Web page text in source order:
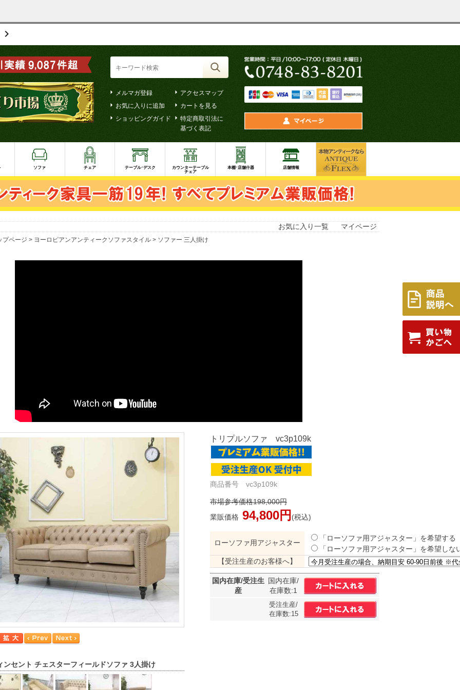
お気に入り一覧 マイページ
プページ > ヨーロピアンアンティークソファスタイル > ソファー 三人掛け
トリプルソファ vc3p109k
商品番号 vc3p109k
市場参考価格198,000円
業販価格 94,800円 (税込)
ローソファ用アジャスター
「ローソファ用アジャスター」を希望する
「ローソファ用アジャスター」を希望しな
【受注生産のお客様へ】
国内在庫/受注生
産
国内在庫/
在庫数:1
受注生産/
在庫数:15
ンセント チェスターフィールドソファ 3人掛け